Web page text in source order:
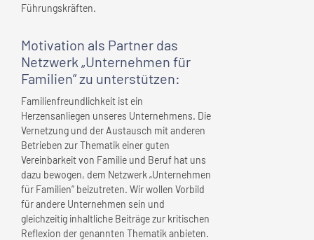
Führungskräften.
Motivation als Partner das
Netzwerk „Unternehmen für
Familien” zu unterstützen:
Familienfreundlichkeit ist ein
Herzensanliegen unseres Unternehmens. Die
Vernetzung und der Austausch mit anderen
Betrieben zur Thematik einer guten
Vereinbarkeit von Familie und Beruf hat uns
dazu bewogen, dem Netzwerk „Unternehmen
für Familien“ beizutreten. Wir wollen Vorbild
für andere Unternehmen sein und
gleichzeitig inhaltliche Beiträge zur kritischen
Reflexion der genannten Thematik anbieten.